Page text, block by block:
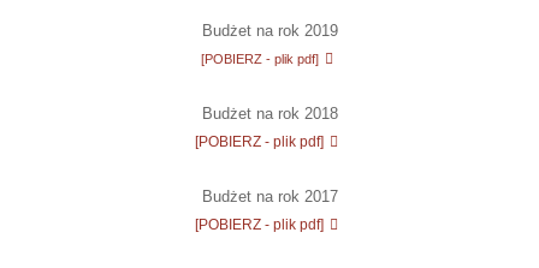
Budżet na rok 2019
[POBIERZ - plik pdf]
Budżetna rok 2018
[POBIERZ - plik pdf]
Budżet na rok 2017
[POBIERZ - plik pdf]